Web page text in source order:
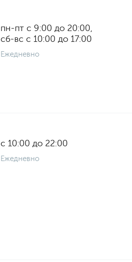
пн-пт с 9:00 до 20:00,
сб-вс с 10:00 до 17:00
Ежедневно
с 10:00 до 22:00
Ежедневно